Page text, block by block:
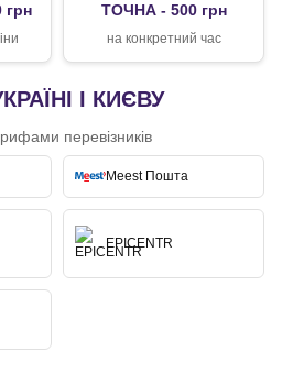
грн ТОЧНА - 500 грн
на конкретний час
І КИЄВУ
перевізників
Meest Пошта
EPICENTR